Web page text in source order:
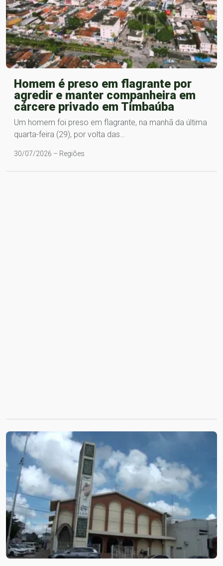
Homem é preso em flagrante por
agredir e manter companheira em
cárcere privado em Timbaúba
Um homem foi preso em flagrante, na manhã da última
quarta-feira (29), por volta das…
30/07/2026 – Regiões